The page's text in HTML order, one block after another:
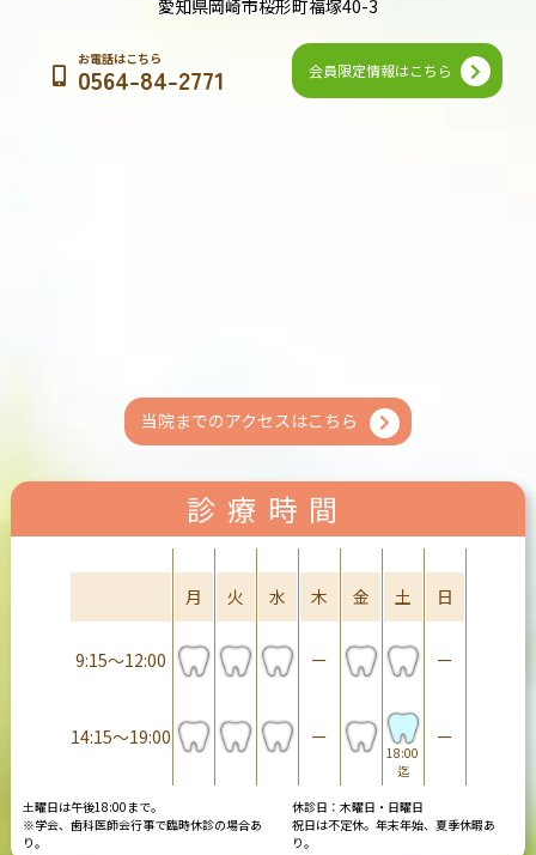
愛知県岡崎市桜形町福塚40-3
お電話はこちら
0564-84-2771 会員限定情報はこちら
当院までのアクセスはこちら
診療時間
月 火 水 木 金 土 日
9:15〜12:00 ー ー
14:15〜19:00 ー
18:00
迄
ー
土曜日は午後18:00まで。
※学会、歯科医師会行事で臨時休診の場合あ
り。
休診日：木曜日・日曜日
祝日は不定休。年末年始、夏季休暇あ
り。